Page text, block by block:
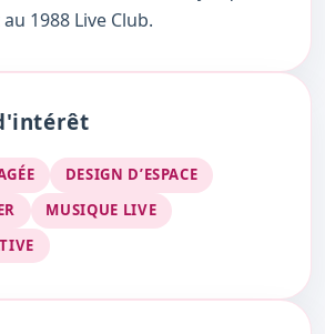
1988 Live Club.
DESIGN D’ESPACE
MUSIQUE LIVE